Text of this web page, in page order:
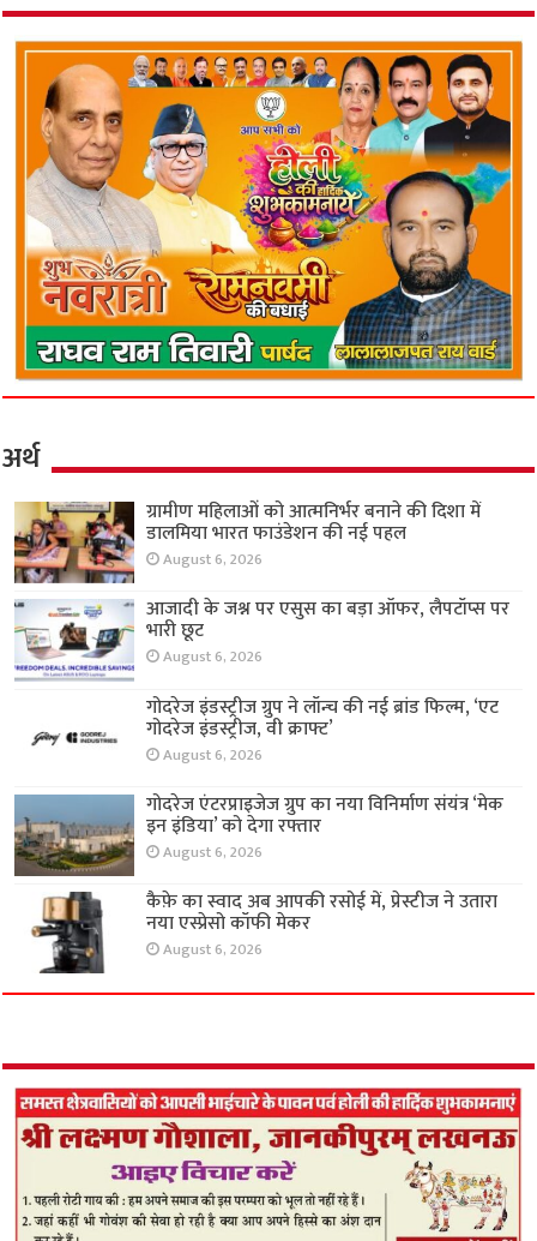
अर्थ
ग्रामीण महिलाओं को आत्मनिर्भर बनाने की दिशा में
डालमिया भारत फाउंडेशन की नई पहल
August 6, 2026
आजादी के जश्न पर एसुस का बड़ा ऑफर, लैपटॉप्स पर
भारी छूट
August 6, 2026
गोदरेज इंडस्ट्रीज ग्रुप ने लॉन्च की नई ब्रांड फिल्म, ‘एट
गोदरेज इंडस्ट्रीज, वी क्राफ्ट’
August 6, 2026
गोदरेज एंटरप्राइजेज ग्रुप का नया विनिर्माण संयंत्र ‘मेक
इन इंडिया’ को देगा रफ्तार
August 6, 2026
कैफ़े का स्वाद अब आपकी रसोई में, प्रेस्टीज ने उतारा
नया एस्प्रेसो कॉफी मेकर
August 6, 2026